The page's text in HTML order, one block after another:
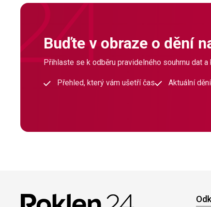
Buďte v obraze o dění
Přihlaste se k odběru pravidelného souhrnu dat
Přehled, který vám ušetří čas Aktuální dění